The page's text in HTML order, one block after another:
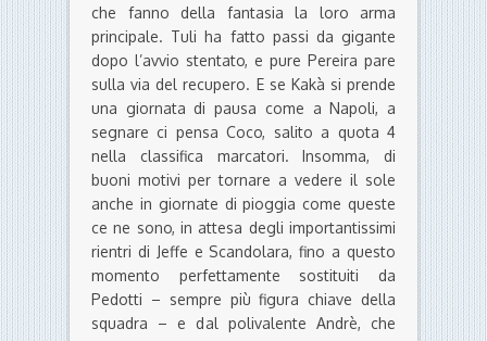
che fanno della fantasia la loro arma
principale. Tuli ha fatto passi da gigante
dopo l’avvio stentato, e pure Pereira pare
sulla via del recupero. E se Kakà si prende
una giornata di pausa come a Napoli, a
segnare ci pensa Coco, salito a quota 4
nella classifica marcatori. Insomma, di
buoni motivi per tornare a vedere il sole
anche in giornate di pioggia come queste
ce ne sono, in attesa degli importantissimi
rientri di Jeffe e Scandolara, fino a questo
momento perfettamente sostituiti da
Pedotti – sempre più figura chiave della
squadra – e dal polivalente Andrè, che